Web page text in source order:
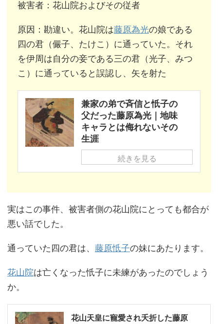
被害者：花山院およびその従者
原因：勘違い。花山院は藤原為光の娘である
四の君（儼子、たけこ）に通っていた。それ
を伊周は自分の妾である三の君（光子、みつ
こ）に通っていると誤認し、矢を射た
兼家の弟で斉信と忯子の
父だった藤原為光｜地味
キャラとは侮れないその
生涯
続きを見る
実はこの事件、被害者側の花山院にとっても都合が
悪い話でした。
通っていた四の君は、 藤原忯子の妹にあたります。
花山院は亡くなった忯子に未練があったのでしょう
か。
花山天皇に寵愛され夭折した藤原